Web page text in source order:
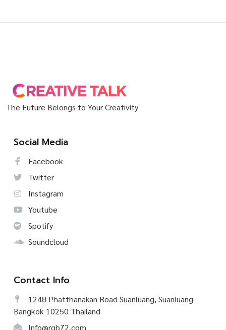
The Future Belongs to Your Creativity
Social Media
Facebook
Twitter
Instagram
Youtube
Spotify
Soundcloud
Contact Info
1248 Phatthanakan Road Suanluang, Suanluang
Bangkok 10250 Thailand
Info@rgb72.com